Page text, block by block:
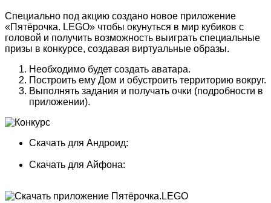
Специально под акцию создано новое приложение
«Пятёрочка. LEGO» чтобы окунуться в мир кубиков с
головой и получить возможность выиграть специальные
призы в конкурсе, создавая виртуальные образы.
Необходимо будет создать аватара.
Построить ему Дом и обустроить территорию вокруг.
Выполнять задания и получать очки (подробности в
приложении).
Скачать для Андроид:
Скачать для Айфона: